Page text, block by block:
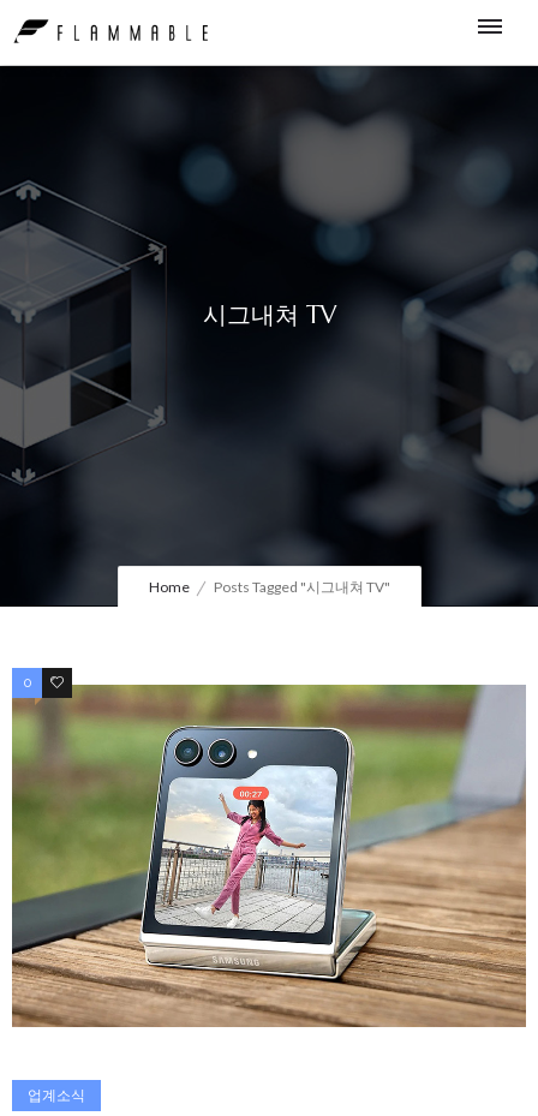
시그내쳐 TV
Home Posts Tagged "시그내쳐 TV"
0 0
업계소식